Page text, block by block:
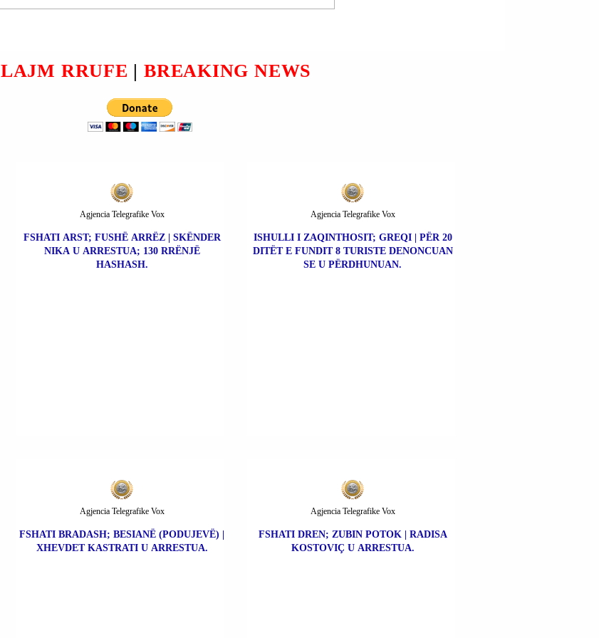
MËTEJSHME MBI
LAJM RRUFE | BREAKING NEWS
FSHATI ARST; FUSHË ARRËZ | SKËNDER
NIKA U ARRESTUA; 130 RRËNJË
HASHASH.
Agjencia Telegrafike Vox
ISHULLI I ZAQINTHOSIT; GREQI | PËR 20
DITËT E FUNDIT 8 TURISTE DENONCUAN
SE U PËRDHUNUAN.
Agjencia Telegrafike Vox
FSHATI BRADASH; BESIANË (PODUJEVË) |
XHEVDET KASTRATI U ARRESTUA.
Agjencia Telegrafike Vox
FSHATI DREN; ZUBIN POTOK | RADISA
KOSTOVIÇ U ARRESTUA.
Agjencia Telegrafike Vox